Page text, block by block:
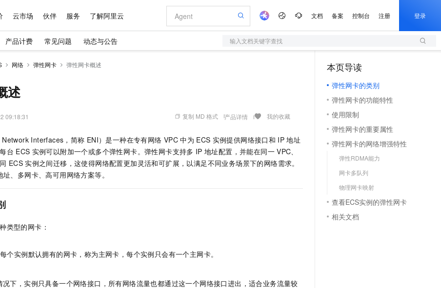
云市场 伙伴 服务 了解阿里云 文档 备案 控制台 注册 登录
产品计费 常见问题 动态与公告 输入文档关键字查找
网络 弹性网卡 弹性网卡概述
述
09:18:31 复制 MD 格式 产品详情 我的收藏
Interfaces，简称 ENI）是一种在专有网络 VPC 中为 ECS 实例提供网络接口和 IP 地址
台 ECS 实例可以附加一个或多个弹性网卡。弹性网卡支持多 IP 地址配置，并能在同一 VPC、
ECS 实例之间迁移，这使得网络配置更加灵活和可扩展，以满足不同业务场景下的网络需求。
址、多网卡、高可用网络方案等。
类型的网卡：
个实例默认拥有的网卡，称为主网卡，每个实例只会有一个主网卡。
况下，实例只具备一个网络接口，所有网络流量也都通过这一个网络接口进出，适合业务流量较
本页导读
弹性网卡的类别
弹性网卡的功能特性
使用限制
弹性网卡的重要属性
弹性网卡的网络增强特性
弹性RDMA能力
网卡多队列
物理网卡映射
查看ECS实例的弹性网卡
相关文档
Kimi-K3 NEW
Kimi 最新旗舰模型，长程编程与推理利器
Deepseek-v4-pro
HappyHorse-1.1-T2V
让文字生成流畅细腻的高质量视频
语音识别与合成
Qwen3-TTS-Flash
NEW
AI 应用构建
大模型服务平台百炼-应用模版
大模型原生应用
Qoder HOT
的大模型服务
电脑
覆盖公网/内网、递归/权威、移动APP等全场景解析服务
云数据仓库
人工智能平台 PAI 大模型
一站式AI开发、训练和推理服务
Qoder CN
全托管，含MySQL、PostgreSQL、SQL Server、MariaDB多引擎
Qoder
面向真实软件的智能体编程平台
云原生数据库 PolarDB
轻量应用服务器
数字证书管理服务（原SSL证书）
实现全站HTTPS，呈现可信的WEB访问
短信服务
可用成果
视创作平台
让AI从“聊天伙伴”进化为能干活的“数字员工”
Hermes Agent，打造自进化智能体
自主进化，持久记忆，越用越聪明
Claude Code + GStack 打造工程团队
安装技能 GStack，拥有专属 AI 工程团队
轻松解锁专属 DeepSeek-V4-Pro
5 分钟轻松部署专属 QwenPaw
低代码高效构建企业门户网站
一句话生成原生可编辑精美 PPT 文稿
输入一句话想法, 轻松生成专业的 PPT
一键部署幻兽帕鲁游戏服务器
一键购买专属联机服务器，轻松开启游戏
漫剧工坊：一站式动画创作平台
快速生产连贯的高质量长漫剧
高效部署网站，快速应用到小程序
价云产品抢先购
最高返9万
证享300元代金券
立即开启云上创新
个月
AI 特惠
Token Plan 模型订阅计划 NEW
Qwen3.8-Max 首发尝鲜，限时加量 10 倍，夜间低至2折
千问办公，限时限量积分加倍 NEW
你的AI工作搭子，覆盖日常办公高频场景
AI 场景体验
从图文生成到视频创作，一键激活电商全链路生产力
AI 广告创作
图文、视频一站生成，高效打造优质广告素材
AI 建站
智能客服
AI 活动
AI 生产力先锋
先锋实践拓展 AI 生产力的边界
飞天发布时刻
所见，即是所愿
AI 实训营
从基础到进阶，Agent 创客手把手教你
覆盖90%+业务场景，专享组合折扣价
价格计算器
自助选配和估算价格
配置报价器
阿里云 OPC 创新助力计划
Token 补贴，五大权
益加速 OPC 成功
（旗舰版）
数据与 API
OCR 文字识别
发票查验
天气预报查询
OA 办公系统
基础软件
JAVA
全能环境
SUSE
建站小程序
专业服务
公司注册
上云迁移
划
成为产品伙伴 产品伙伴合作计划
云网络合作计划
Salesforce On Alibaba Cloud ISV 合作
服务伙伴合作计划
Al MaaS 服务伙伴赋能合作
伙伴信用分合作计划
更多支持
合作伙伴培训与认证
查询合作伙伴
登录合作伙伴管理后台
企业增值服务
企业成长
服务实践
创新中心
阿里云认证
信息公告
官网公告
开发者社区
镜像站
我要反馈
最佳实践
看见新力量
金融模力时刻
客户案例
市场活动
魔搭 ModelScope
加入我们
校园招聘